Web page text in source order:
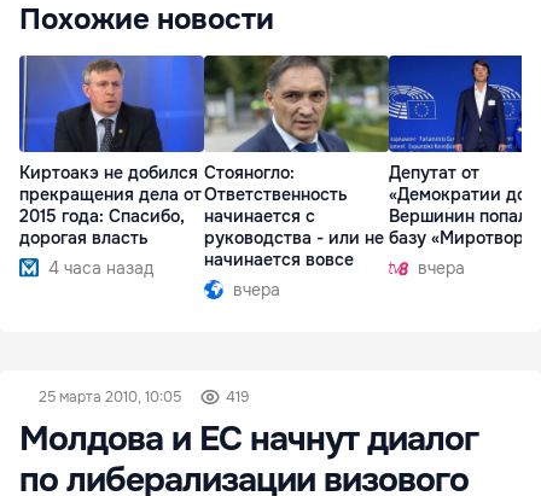
Похожие новости
Киртоакэ не добился
прекращения дела от
2015 года: Спасибо,
дорогая власть
4 часа назад
Стояногло:
Ответственность
начинается с
руководства - или не
начинается вовсе
вчера
Депутат от
«Демократии
Вершинин попал в
базу
вчера
25 марта 2010, 10:05 419
Молдова и ЕС начнут диалог
по либерализации визового